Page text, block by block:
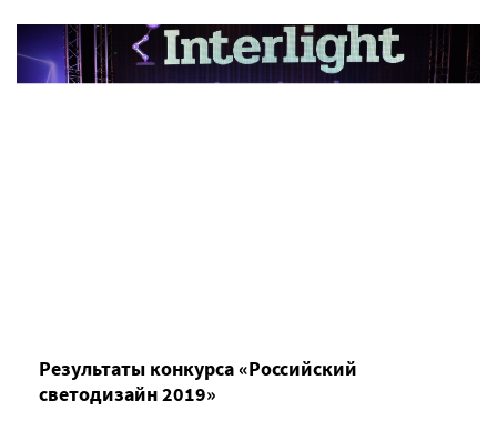
Результаты конкурса «Российский
светодизайн 2019»